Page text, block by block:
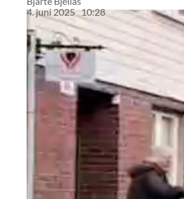
4. juni 2025 10:28